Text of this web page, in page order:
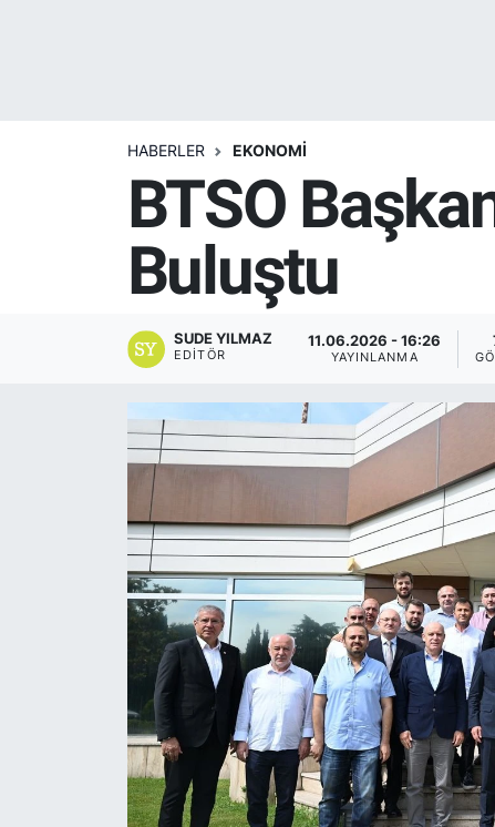
HABERLER EKONOMİ
BTSO
Buluştu
SUDE YILMAZ
EDITÖR
11.06.2026 - 16:26
YAYINLANMA
SAVUNMA SANAYİ
FUAR HABERLERİ
FUAR TAKVİMİ
FESTİVAL HABERLERİ
FESTİVAL TAKVİMİ
KONGRE HABERLERİ
KONGRE TAKVİMİ
RÖPORTAJLAR
BİYOGRAFİLER